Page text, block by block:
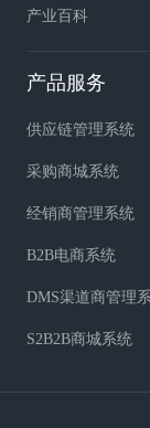
产业百科
产品服务
供应链管理系统
采购商城系统
经销商管理系统
B2B电商系统
DMS渠道商管理
S2B2B商城系统